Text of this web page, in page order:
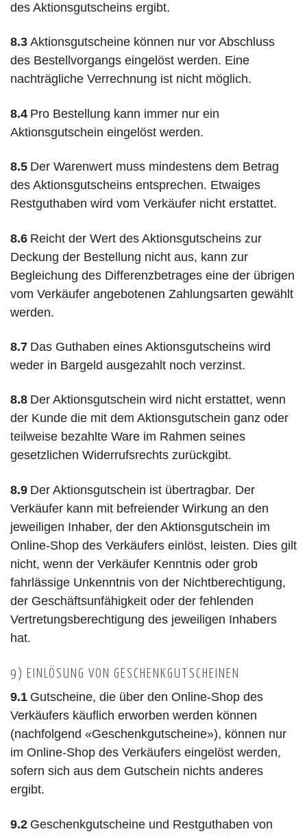
des Aktionsgutscheins ergibt.
8.3 Aktionsgutscheine können nur vor Abschluss
des Bestellvorgangs eingelöst werden. Eine
nachträgliche Verrechnung ist nicht möglich.
8.4 Pro Bestellung kann immer nur ein
Aktionsgutschein eingelöst werden.
8.5 Der Warenwert muss mindestens dem Betrag
des Aktionsgutscheins entsprechen. Etwaiges
Restguthaben wird vom Verkäufer nicht erstattet.
8.6 Reicht der Wert des Aktionsgutscheins zur
Deckung der Bestellung nicht aus, kann zur
Begleichung des Differenzbetrages eine der übrigen
vom Verkäufer angebotenen Zahlungsarten gewählt
werden.
8.7 Das Guthaben eines Aktionsgutscheins wird
weder in Bargeld ausgezahlt noch verzinst.
8.8 Der Aktionsgutschein wird nicht erstattet, wenn
der Kunde die mit dem Aktionsgutschein ganz oder
teilweise bezahlte Ware im Rahmen seines
gesetzlichen Widerrufsrechts zurückgibt.
8.9 Der Aktionsgutschein ist übertragbar. Der
Verkäufer kann mit befreiender Wirkung an den
jeweiligen Inhaber, der den Aktionsgutschein im
Online-Shop des Verkäufers einlöst, leisten. Dies gilt
nicht, wenn der Verkäufer Kenntnis oder grob
fahrlässige Unkenntnis von der Nichtberechtigung,
der Geschäftsunfähigkeit oder der fehlenden
Vertretungsberechtigung des jeweiligen Inhabers
hat.
9) EINLÖSUNG VON GESCHENKGUTSCHEINEN
9.1 Gutscheine, die über den Online-Shop des
Verkäufers käuflich erworben werden können
(nachfolgend «Geschenkgutscheine»), können nur
im Online-Shop des Verkäufers eingelöst werden,
sofern sich aus dem Gutschein nichts anderes
ergibt.
9.2 Geschenkgutscheine und Restguthaben von